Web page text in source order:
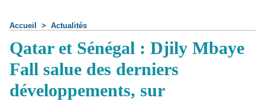
Accueil > Actualités
Qatar et Sénégal : Djily Mbaye
Fall salue des derniers
développements, sur